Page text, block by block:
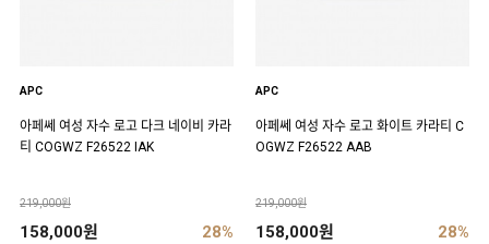
APC
아페쎄 여성 자수 로고 다크 네이비 카라
티 COGWZ F26522 IAK
219,000원
158,000원 28%
APC
아페쎄 여성 자수 로고 화이트 카라티 C
OGWZ F26522 AAB
219,000원
158,000원 28%